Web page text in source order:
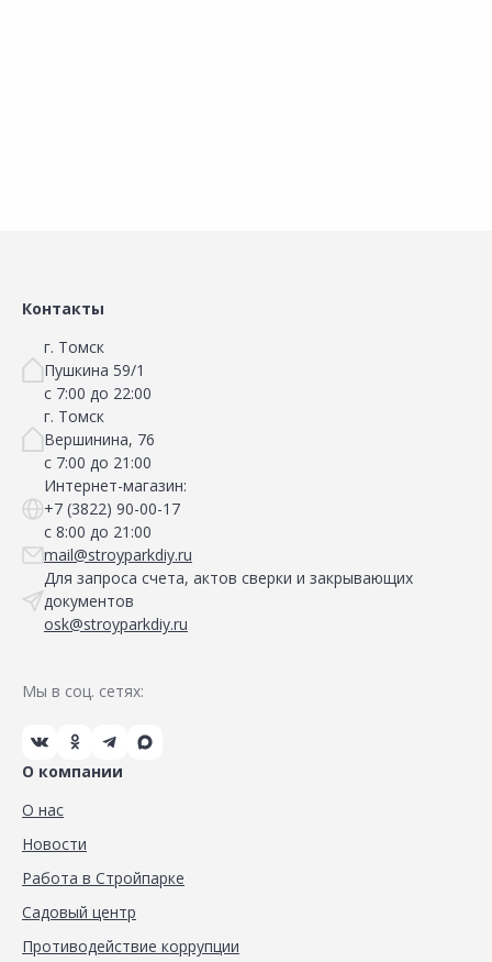
Контакты
г. Томск
Пушкина 59/1
с 7:00 до 22:00
г. Томск
Вершинина, 76
с 7:00 до 21:00
Интернет-магазин:
+7 (3822) 90-00-17
с 8:00 до 21:00
mail@stroyparkdiy.ru
Для запроса счета, актов сверки и закрывающих
документов
osk@stroyparkdiy.ru
Мы в соц. сетях:
О компании
О нас
Новости
Работа в Стройпарке
Садовый центр
Противодействие коррупции